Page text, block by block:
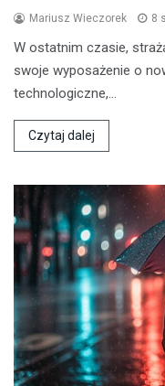
Mariusz Wieczorek 8
W ostatnim czasie,
swoje wyposażenie o
technologiczne,…
Czytaj dalej